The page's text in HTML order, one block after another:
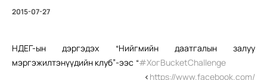
2015-07-27
НДЕГ-ын дэргэдэх “Нийгмийн даатгалын залуу
мэргэжилтэнүүдийн клуб”-ээс “‪#‎ХогBucketChallenge‬
< https://www.facebook.com/